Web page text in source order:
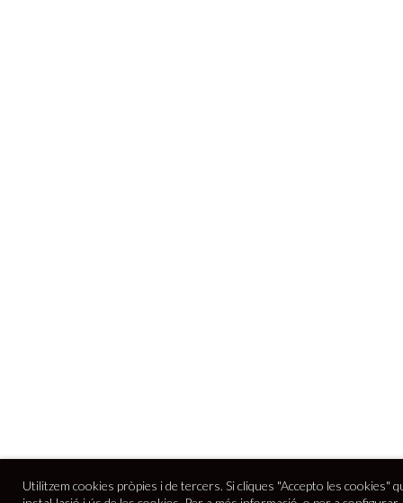
Utilitzem cookies pròpies i de tercers. Si cliques "Accepto les cookies"